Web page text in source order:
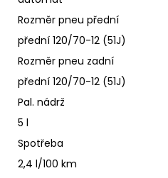
Rozměr pneu přední
přední 120/70-12 (51J)
Rozměr pneu zadní
přední 120/70-12 (51J)
Pal. nádrž
5 l
Spotřeba
2,4 l/100 km